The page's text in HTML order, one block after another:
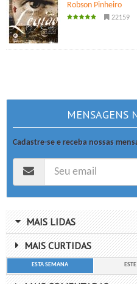
Robson Pinheiro
22159
MENSAGENS
Cadastre-se e receba nossas
MAIS LIDAS
MAIS CURTIDAS
ESTA SEMANA